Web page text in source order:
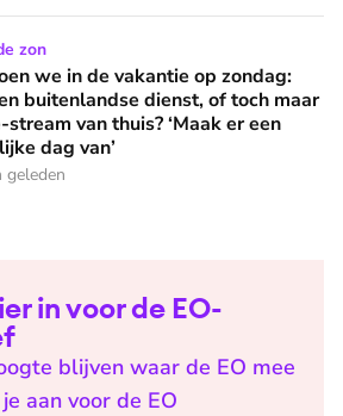
op zondag: naar een
zon
we in de vakantie op zondag:
buitenlandse dienst, of toch maar
van thuis? ‘Maak er een
dag van’
geleden
in voor de EO-
blijven waar de EO mee
aan voor de EO